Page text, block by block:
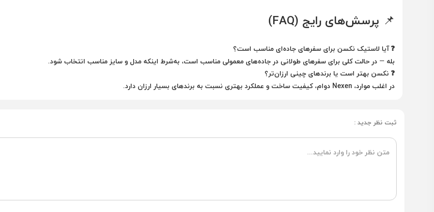
📌 پرسش‌های رایج (FAQ)
❓ آیا لاستیک نکسن برای سفرهای جاده‌ای مناسب است؟
بله — در حالت کلی برای سفرهای طولانی در جاده‌های معمولی مناسب است، به‌شرط اینکه مدل و سایز مناسب انتخاب شود.
❓ نکسن بهتر است یا برندهای چینی ارزان‌تر؟
در اغلب موارد، Nexen دوام، کیفیت ساخت و عملکرد بهتری نسبت به برندهای بسیار ارزان دارد.
ثبت نظر جدید :